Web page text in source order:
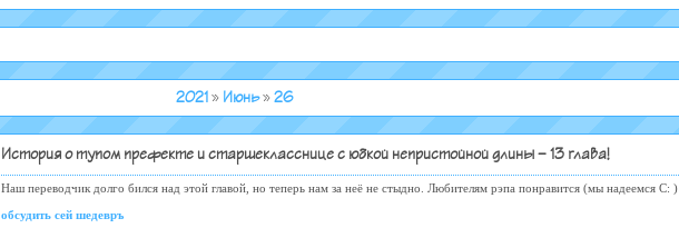
2021 » Июнь » 26
История о тупом префекте и старшекласснице с юбкой непристойной длины - 13 глава!
Наш переводчик долго бился над этой главой, но теперь нам за неё не стыдно. Любителям рэпа понравится (мы надеемся С: )
обсудить сей шедевръ